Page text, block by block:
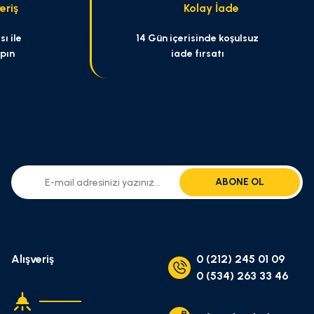
ile
Kolay İade
14 Gün içerisinde koşulsuz
iade fırsatı
ABONE OL
Alışveriş
0 (212) 245 01 09
0 (534) 263 33 46